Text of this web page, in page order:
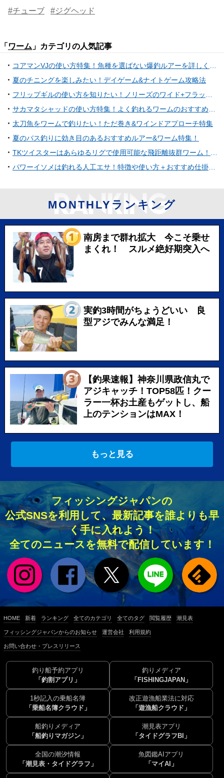
#チューブ #ジグヘッド
「 ワーム 」カテゴリの人気記事
夏のチニングを楽しみたい！デイゲーム&ナイトゲーム攻略法
太刀魚をワームで釣りたい！ただ巻き&ワインドアプローチ特集
夏のバス釣りに効き目のあるおすすめルアー&ワーム特集！
MONTHLYランキング
南房まで群れ拡大 今こそ乗せ
まくれ！ スルメ絶好期突入へ
実釣3時間がちょうどいい 良
型アジでみんな満足！
【釣果速報】神奈川県政信丸で
アジキャッチ！TOP58匹！クー
ラー一杯お土産もゲットし、船
上のテンションはMAX！
もっと見る
フィッシングジャパンの
公式SNSを利用して、最新記事を誰よりも早
く手に入れよう！
全てのニュースを無料で配信しています！
HOME 新着 ランキング 全てのカテゴリ 全てのタグ 閲覧履歴 潮見表
フィッシングジャパンからのお知らせ 運営会社 利用規約
お問い合わせ・プレスリリース
釣り船予約アプリ
「釣割アプリ」
釣りメディア
「FISHINGJAPAN」
1秒記入の乗船名簿
「乗船名簿クラウド」
改正遊漁船業法に対応
「遊漁船クラウド」
船釣りメディア
「船釣りマガジン」
潮見表アプリ
「タイドグラフBI」
全国の潮汐情報
「潮見表・タイドグラフ」
魚図鑑AIアプリ
「マイAI」